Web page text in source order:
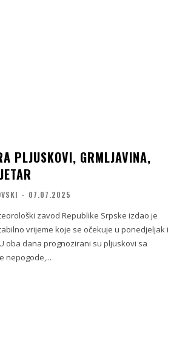
PLJUSKOVI, GRMLJAVINA,
- 07.07.2025
zavod Republike Srpske izdao je
vrijeme koje se očekuje u ponedjeljak i
oba dana prognozirani su pljuskovi sa
nepogode,...